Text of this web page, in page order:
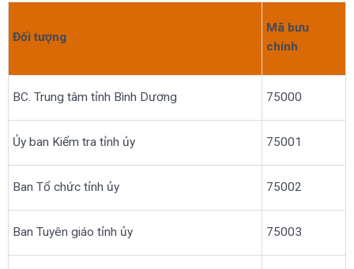
Đối tượng
Mã bưu
chính
BC. Trung tâm tỉnh Bình Dương 75000
Ủy ban Kiểm tra tỉnh ủy 75001
Ban Tổ chức tỉnh ủy 75002
Ban Tuyên giáo tỉnh ủy 75003